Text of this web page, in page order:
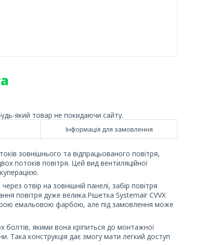
який товар не покидаючи сайту.
Інформація для замовлення
зовнішнього та відпрацьованого повітря,
потоків повітря. Цей вид вентиляційної
отвір на зовнішній панелі, забір повітря
повітря дуже велика.Рішетка Systemair CVVX
емальовою фарбою, але під замовлення може
якими вона кріпиться до монтажної
Така конструкція дає змогу мати легкий доступ